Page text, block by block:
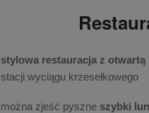
stylowa restauracja z
stacji wyciągu krzesełkowego
można zjeść pyszne szybki